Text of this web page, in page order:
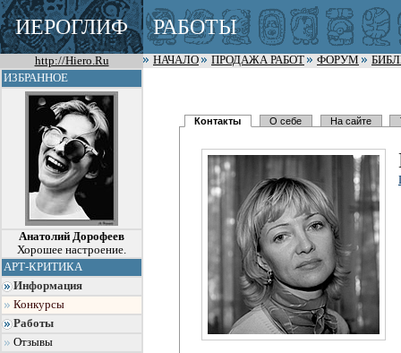
ИЕРОГЛИФ РАБОТЫ
http://Hiero.Ru НАЧАЛО ПРОДАЖА РАБОТ ФОРУМ
ИЗБРАННОЕ
Анатолий Дорофеев
Хорошее настроение.
АРТ-КРИТИКА
Информация
Конкурсы
Работы
Отзывы
Контакты О себе На сайте